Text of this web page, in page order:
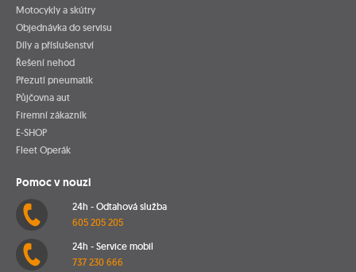
Motocykly a skútry
Objednávka do servisu
Díly a příslušenství
Řešení nehod
Přezutí pneumatik
Půjčovna aut
Firemní zákazník
E-SHOP
Fleet Operák
Pomoc v nouzi
24h - Odtahová služba
605 205 205
24h - Service mobil
737 230 666